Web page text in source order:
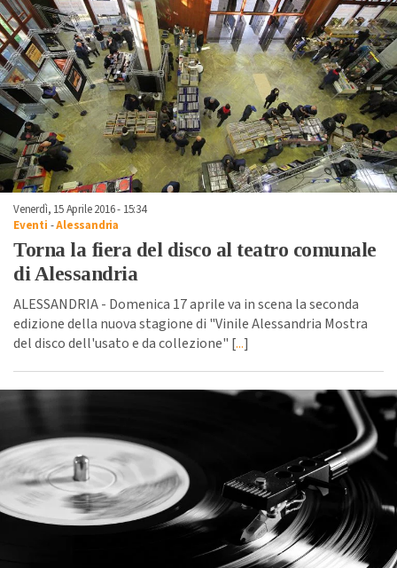
Venerdì, 15 Aprile 2016 - 15:34
Eventi -Alessandria
Torna la fiera del disco al teatro comunale
di Alessandria
ALESSANDRIA - Domenica 17 aprile va in scena la seconda
edizione della nuova stagione di "Vinile Alessandria Mostra
del disco dell'usato e da collezione" [...]